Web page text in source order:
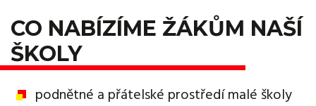
CO NABÍZÍME ŽÁKŮM NAŠÍ
ŠKOLY
podnětné a přátelské prostředí malé školy